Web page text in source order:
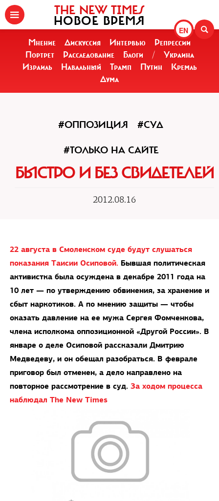
EN
THE NEW TIMES
НОВОЕ ВРЕМЯ
Мнение Дискуссия Интервью
Репрессии
Портрет
Расследование Блоги /
Украина
Израиль
Навальный Трамп Путин
Кремль
Дума
#ОППОЗИЦИЯ #СУД
#ТОЛЬКО НА САЙТЕ
БЫСТРО И БЕЗ СВИДЕТЕЛЕЙ
2012.08.16
22 августа в Cмоленском суде будут слушаться
показания Таисии Осиповой. Бывшая политическая
активистка была осуждена в декабре 2011 года на
10 лет — по утверждению обвинения, за хранение и
сбыт наркотиков. А по мнению защиты — чтобы
оказать давление на ее мужа Сергея Фомченкова,
члена исполкома оппозиционной «Другой России». В
январе о деле Осиповой рассказали Дмитрию
Медведеву, и он обещал разобраться. В феврале
приговор был отменен, а дело направлено на
повторное рассмотрение в суд. За ходом процесса
наблюдал The New Times